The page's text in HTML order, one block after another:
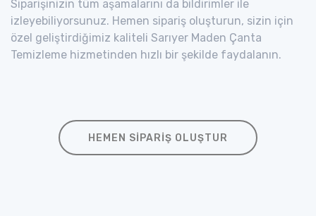
Siparişinizin tüm aşamalarını da bildirimler ile
izleyebiliyorsunuz. Hemen sipariş oluşturun, sizin için
özel geliştirdiğimiz kaliteli Sarıyer Maden Çanta
Temizleme hizmetinden hızlı bir şekilde faydalanın.
HEMEN SIPARIŞ OLUŞTUR